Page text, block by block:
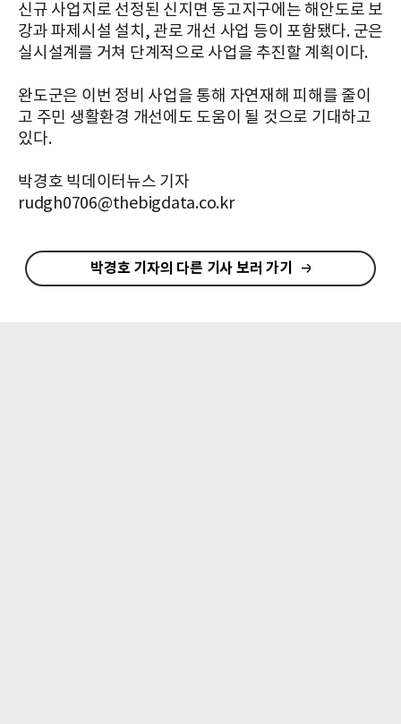
신규 사업지로 선정된 신지면 동고지구에는 해안도로 보
강과 파제시설 설치, 관로 개선 사업 등이 포함됐다. 군은
실시설계를 거쳐 단계적으로 사업을 추진할 계획이다.
완도군은 이번 정비 사업을 통해 자연재해 피해를 줄이
고 주민 생활환경 개선에도 도움이 될 것으로 기대하고
있다.
박경호 빅데이터뉴스 기자
rudgh0706@thebigdata.co.kr
박경호 기자의 다른 기사 보러 가기